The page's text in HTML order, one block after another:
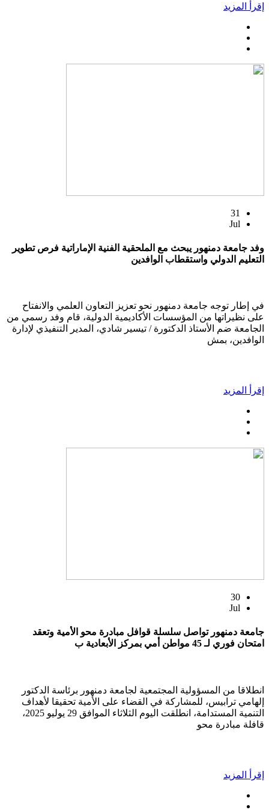
إقرأ المزيد
31
Jul
وفد جامعة دمنهور يبحث مع الملحقية الفنية الإماراتية فرص تطوير
التعليم الدولي واستقطاب الوافدين
في إطار توجه جامعة دمنهور نحو تعزيز التعاون العلمي والانفتاح
على نظيراتها من المؤسسات الأكاديمية الدولية، قام وفد رسمي من
الجامعة ضم الأستاذ الدكتورة / تيسير شادي، المدير التنفيذي لإدارة
الوافدين، بمش
إقرأ المزيد
30
Jul
جامعة دمنهور تواصل سلسلة قوافل مبادرة محو الأمية وتعقد
امتحان فوري لـ 45 مواطن أمي بمركز الأبعادية ب
انطلاقا من المسؤولية المجتمعية لجامعة دمنهور برئاسة الدكتور
إلهامي ترابيس، للمشاركة في القضاء على الأمية تحقيقا لأهداف
التنمية المستدامة، انطلقت اليوم الثلاثاء الموافق 29 يوليو 2025،
قافلة مبادرة محو
إقرأ المزيد